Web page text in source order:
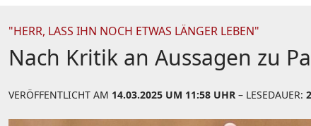
"HERR, LASS IHN NOCH ETWAS LÄNGER LEBEN"
Nach Kritik an Aussagen zu
VERÖFFENTLICHT AM 14.03.2025 UM 11:58 UHR – LESEDAUER: